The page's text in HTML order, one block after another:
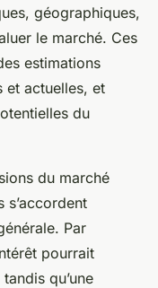
géographiques,
le marché. Ces
estimations
et actuelles, et
du
du marché
s’accordent
Par
pourrait
qu’une